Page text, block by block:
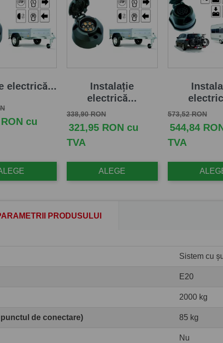
electrică...
Pret
cu
Instalație
electrică...
Pret de baza
338,90 RONPret
321,95 RON cu
TVA
ALEGE
Pret de baza
573,52 RONPret
544,84
TVA
PRODUSULUI
Sistem cu
E20
2000 kg
de conectare) 85 kg
Nu